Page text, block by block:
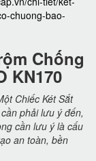
chuong-bao-
Chống
KN170
Chiếc Két Sắt
phải lưu ý đến,
cần lưu ý là cấu
an toàn, bền